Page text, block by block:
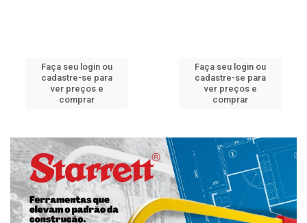
Faça seu login ou
cadastre-se para
ver preços e
comprar
Faça seu login ou
cadastre-se para
ver preços e
comprar